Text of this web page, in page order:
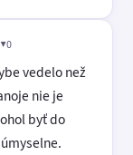
vedelo než
nie je
byť do